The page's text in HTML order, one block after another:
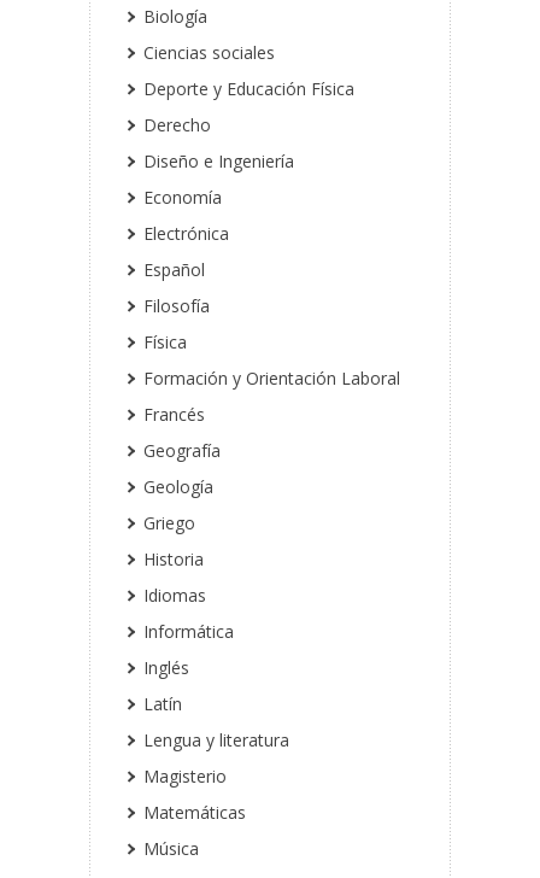
Biología
Ciencias sociales
Deporte y Educación Física
Derecho
Diseño e Ingeniería
Economía
Electrónica
Español
Filosofía
Física
Formación y Orientación Laboral
Francés
Geografía
Geología
Griego
Historia
Idiomas
Informática
Inglés
Latín
Lengua y literatura
Magisterio
Matemáticas
Música